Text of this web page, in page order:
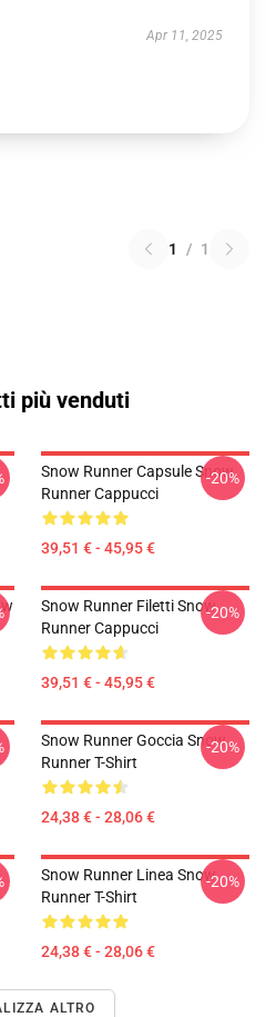
Apr 11, 2025
1 / 1
più venduti
Snow Runner Capsule Snow
Runner Cappucci
39,51 € - 45,95 €
-20%
Snow Runner Filetti Snow
Runner Cappucci
39,51 € - 45,95 €
-20%
Snow Runner Goccia Snow
Runner T-Shirt
24,38 € - 28,06 €
-20%
Snow Runner Linea Snow
Runner T-Shirt
24,38 € - 28,06 €
-20%
ALTRO